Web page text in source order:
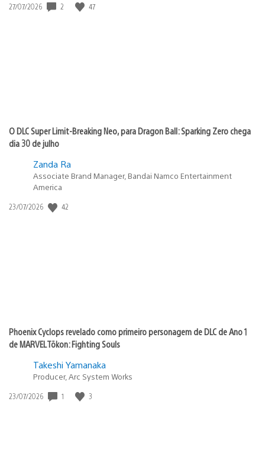
Data
27/07/2026 2 47
O DLC Super Limit-Breaking Neo, para Dragon Ball: Sparking Zero chega
dia 30 de julho
Zanda Ra
Associate Brand Manager, Bandai Namco Entertainment
America
Data
23/07/2026 42
Phoenix Cyclops revelado como primeiro personagem de DLC de Ano 1
de MARVEL Tōkon: Fighting Souls
Takeshi Yamanaka
Producer, Arc System Works
Data
23/07/2026 1 3